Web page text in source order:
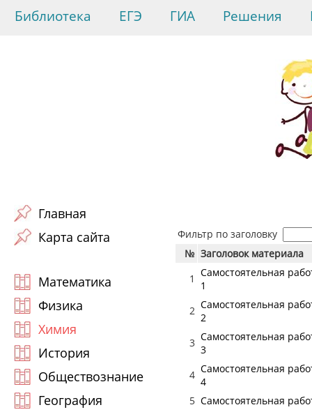
Библиотека ЕГЭ ГИА Решения
Главная
Карта сайта
Математика
Физика
Химия
История
Обществознание
География
Фильтр по заголовку
№ Заголовок материала
1 Самостоятельная
1
2 Самостоятельная
2
3 Самостоятельная
3
4 Самостоятельная
4
5 Самостоятельная